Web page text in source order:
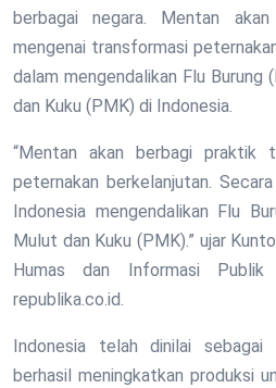
berbagai negara. Mentan
mengenai transformasi
dalam mengendalikan Flu Burung
dan Kuku (PMK) di Indonesia.
“Mentan akan berbagi praktik
peternakan berkelanjutan.
Indonesia mengendalikan Flu
Mulut dan Kuku (PMK).” ujar
Humas dan Informasi
republika.co.id.
Indonesia telah dinilai
berhasil meningkatkan produksi